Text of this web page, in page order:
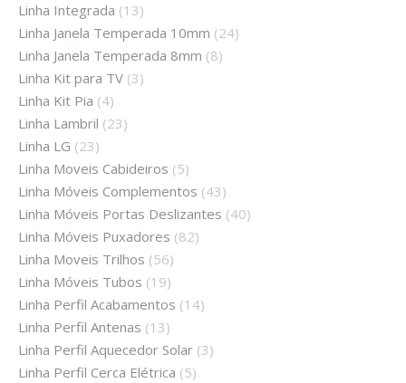
Linha Integrada (13)
Linha Janela Temperada 10mm (24)
Linha Janela Temperada 8mm (8)
Linha Kit para TV (3)
Linha Kit Pia (4)
Linha Lambril (23)
Linha LG (23)
Linha Moveis Cabideiros (5)
Linha Móveis Complementos (43)
Linha Móveis Portas Deslizantes (40)
Linha Móveis Puxadores (82)
Linha Moveis Trilhos (56)
Linha Móveis Tubos (19)
Linha Perfil Acabamentos (14)
Linha Perfil Antenas (13)
Linha Perfil Aquecedor Solar (3)
Linha Perfil Cerca Elétrica (5)